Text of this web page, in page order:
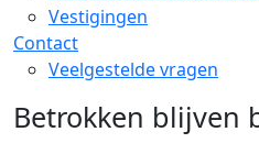
Vestigingen
Contact
Veelgestelde vragen
Betrokken blijven